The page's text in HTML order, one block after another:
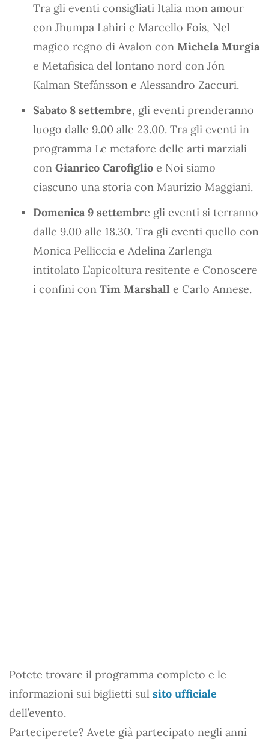
Tra gli eventi consigliati Italia mon amour
con Jhumpa Lahiri e Marcello Fois, Nel
magico regno di Avalon con Michela Murgia
e Metafisica del lontano nord con Jón
Kalman Stefánsson e Alessandro Zaccuri.
Sabato 8 settembre, gli eventi prenderanno
luogo dalle 9.00 alle 23.00. Tra gli eventi in
programma Le metafore delle arti marziali
con Gianrico Carofiglio e Noi siamo
ciascuno una storia con Maurizio Maggiani.
Domenica 9 settembre gli eventi si terranno
dalle 9.00 alle 18.30. Tra gli eventi quello con
Monica Pelliccia e Adelina Zarlenga
intitolato L’apicoltura resitente e Conoscere
i confini con Tim Marshall e Carlo Annese.
Potete trovare il programma completo e le
informazioni sui biglietti sul sito ufficiale
dell’evento.
Parteciperete? Avete già partecipato negli anni